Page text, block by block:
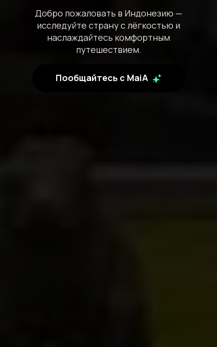
Добро пожаловать в Индонезию —
исследуйте страну с лёгкостью и
наслаждайтесь комфортным
путешествием.
Пообщайтесь с MaiA